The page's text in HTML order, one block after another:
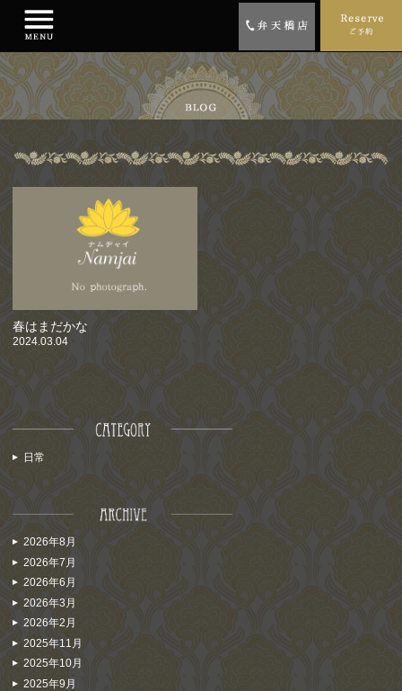
春はまだかな
2024.03.04
日常
2026年8月
2026年7月
2026年6月
2026年3月
2026年2月
2025年11月
2025年10月
2025年9月